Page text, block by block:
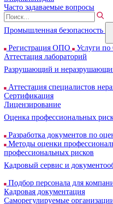
Часто задаваемые вопросы
Промышленная безопасность
Регистрация ОПО Услуги
Аттестация лабораторий
Разрушающий и
Аттестация специалистов
Сертификация
Лицензирование
Оценка профессиональных
Разработка документов по
Методы оценки
профессиональных рисков
Кадровый сервис и
Подбор персонала для
Кадровая документация
Cаморегулируемые